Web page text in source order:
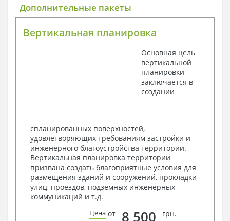
Общие данные по проекту
План координационных осей
Поэтажные маркировочные планы с
Разрезы и состав конструкций
Фасады с ведомостью внешних отделок
Элементы проемов – спецификация
Ведомость перемычек – сечения и
Архитектурные узлы в конструкциях
2. Конструктивный раздел:
Общие данные по проекту
Схемы расположения и расчеты фундаментов
Элементы каркаса – схемы расположения
Схема расположения перекрытий
Опоры перекрытия на стены или Узлы
Дополнительные пакеты
Вертикальная планировка
Основная цель
вертикальной
планировки
заключается в
создании
спланированных поверхностей,
удовлетворяющих требованиям застройки и
инженерного благоустройства территории.
Вертикальная планировка территории
призвана создать благоприятные условия для
размещения зданий и сооружений, прокладки
улиц, проездов, подземных инженерных
коммуникаций и т.д.
Цена от 8 500 грн.